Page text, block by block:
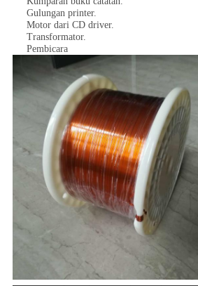
Gulungan printer.
Motor dari CD driver.
Transformator.
Pembicara